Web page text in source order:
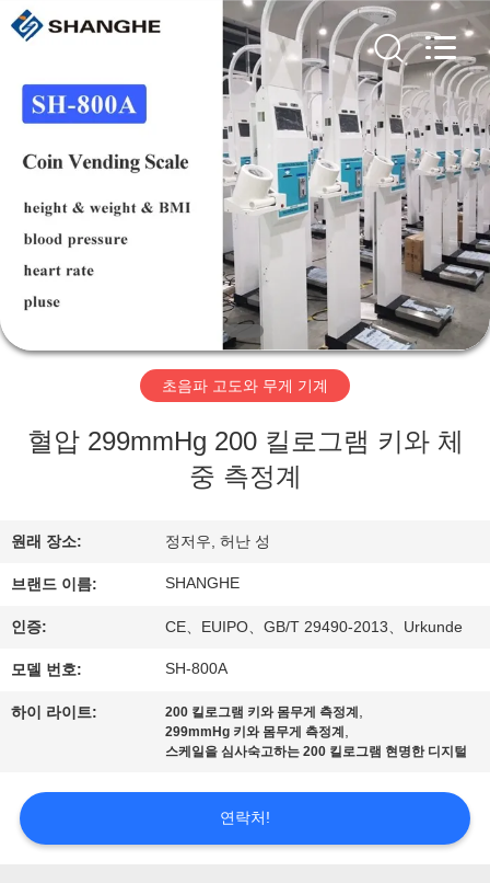
집
제
품
비
디
우
리
에
관
것
2019
2026
technology
LTD.
Reserved.
초음파 고도와 무게 기계
혈압 299mmHg 200 킬로그램 키와 체
중 측정계
원래 장소: 정저우, 허난 성
브랜드 이름: SHANGHE
인증: CE、EUIPO、GB/T 29490-2013、Urkunde
모델 번호: SH-800A
하이 라이트: 200 킬로그램 키와 몸무게 측정계 ,
299mmHg 키와 몸무게 측정계 ,
스케일을 심사숙고하는 200 킬로그램 현명한 디지털
연락처!